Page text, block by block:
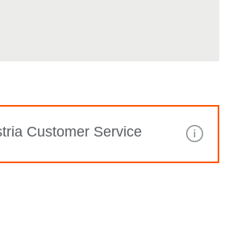
Customer Service